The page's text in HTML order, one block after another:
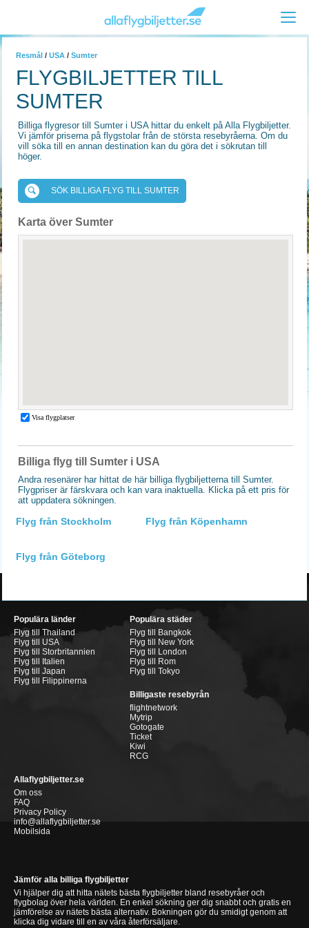
Resmål / USA / Sumter
FLYGBILJETTER TILL
SUMTER
Billiga flygresor till Sumter i USA hittar du enkelt på Alla Flygbiljetter.
Vi jämför priserna på flygstolar från de största resebyråerna. Om du
vill söka till en annan destination kan du göra det i sökrutan till
höger.
SÖK BILLIGA FLYG TILL SUMTER
Karta över Sumter
Billiga flyg till Sumter i USA
Andra resenärer har hittat de här billiga flygbiljetterna till Sumter.
Flygpriser är färskvara och kan vara inaktuella. Klicka på ett pris för
att uppdatera sökningen.
Flyg från Stockholm Flyg från Köpenhamn
Flyg från Göteborg
Populära länder
Flyg till Thailand
Flyg till USA
Flyg till Storbritannien
Flyg till Italien
Flyg till Japan
Flyg till Filippinerna
Populära städer
Flyg till Bangkok
Flyg till New York
Flyg till London
Flyg till Rom
Flyg till Tokyo
Billigaste resebyrån
flightnetwork
Mytrip
Gotogate
Ticket
Kiwi
RCG
Allaflygbiljetter.se
Om oss
FAQ
Privacy Policy
info@allaflygbiljetter.se
Mobilsida
Jämför alla billiga flygbiljetter
Vi hjälper dig att hitta nätets bästa flygbiljetter bland resebyråer och
flygbolag över hela världen. En enkel sökning ger dig snabbt och gratis en
jämförelse av nätets bästa alternativ. Bokningen gör du smidigt genom att
klicka dig vidare till en av våra återförsäljare.